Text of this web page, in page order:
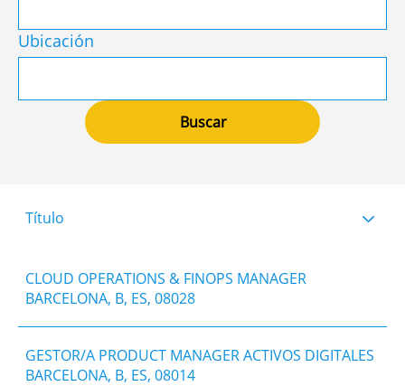
Ubicación
Título
CLOUD OPERATIONS & FINOPS MANAGER
BARCELONA, B, ES, 08028
GESTOR/A PRODUCT MANAGER ACTIVOS DIGITALES
BARCELONA, B, ES, 08014